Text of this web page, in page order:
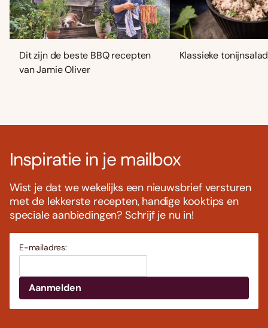
Dit zijn de beste BBQ recepten
van Jamie Oliver
Klassieke
Inspiratie in je mailbox
Wist je dat we wekelijks een nieuwsbrief versturen
met de lekkerste recepten, handige kooktips en
speciale aanbiedingen? Schrijf je nu in!
E-mailadres: